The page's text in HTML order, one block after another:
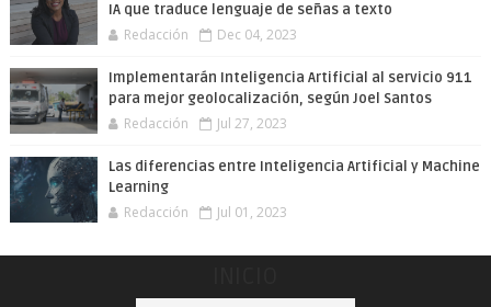
IA que traduce lenguaje de señas a texto
Redacción Dec 04, 2023
Implementarán Inteligencia Artificial al servicio 911
para mejor geolocalización, según Joel Santos
Redacción Jul 27, 2023
Las diferencias entre Inteligencia Artificial y Machine
Learning
Redacción Jul 01, 2023